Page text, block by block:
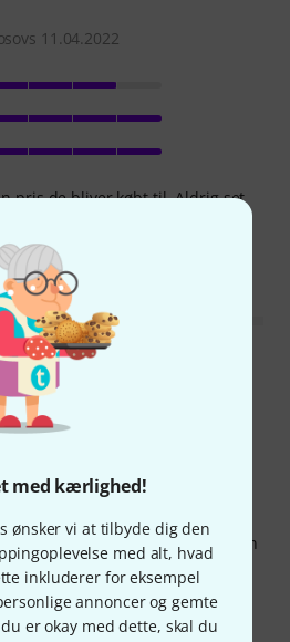
med kærlighed!
ønsker vi at tilbyde dig den
med alt, hvad
inkluderer for eksempel
annoncer og gemte
er okay med dette, skal du
11.04.2022
pris de bliver købt til. Aldrig set
BEDØMMELSE
29.01.2023
skal du ikke bruge til fx en
ikke anbefale efter min